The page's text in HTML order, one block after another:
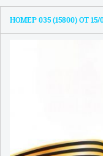
НОМЕР 035 (15800) ОТ 15/